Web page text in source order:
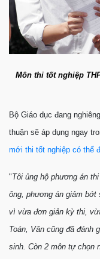
Môn thi tốt nghiệp
Bộ Giáo dục đang
thuận sẽ áp dụng ngay
mới thi tốt nghiệp có thể
"Tôi ủng hộ phương án
ông, phương án giảm bớt
vì vừa đơn giản kỳ thi,
Toán, Văn cũng đã đánh
sinh. Còn 2 môn tự chọn